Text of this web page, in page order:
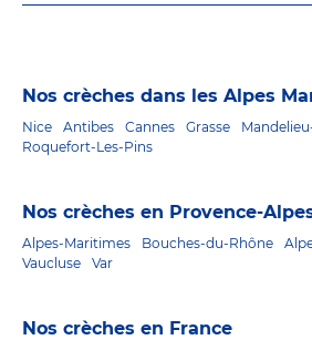
Nos crèches dans les Alpes
Nice Antibes Cannes Grasse
Roquefort-Les-Pins
Nos crèches en Provence-
Alpes-Maritimes Bouches-du-Rhône
Vaucluse
Var
Nos crèches en France